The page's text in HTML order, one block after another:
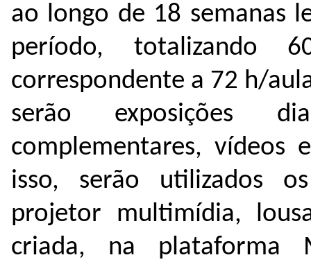
ao longo de 18 semanas
período, totalizando
correspondente a 72 h/
serão exposições
complementares, vídeos
isso, serão utilizados
projetor multimídia,
criada, na plataforma